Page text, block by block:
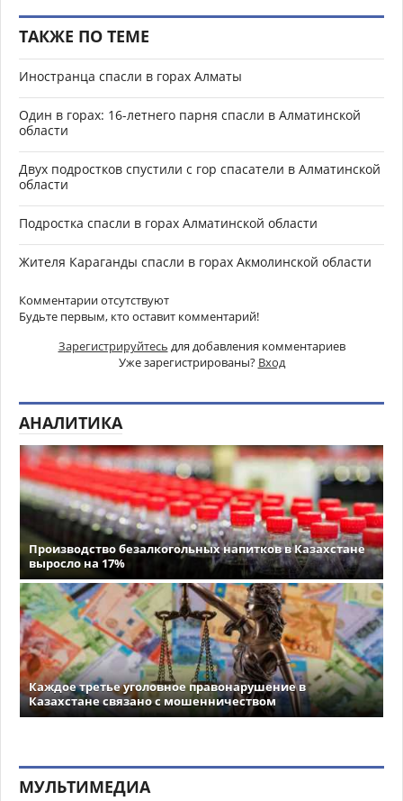
ТАКЖЕ ПО ТЕМЕ
Иностранца спасли в горах Алматы
Один в горах: 16-летнего парня спасли в Алматинской
области
Двух подростков спустили с гор спасатели в Алматинской
области
Подростка спасли в горах Алматинской области
Жителя Караганды спасли в горах Акмолинской области
Комментарии отсутствуют
Будьте первым, кто оставит комментарий!
Зарегистрируйтесь для добавления комментариев
Уже зарегистрированы? Вход
АНАЛИТИКА
Производство безалкогольных напитков в Казахстане
выросло на 17%
Каждое третье уголовное правонарушение в
Казахстане связано с мошенничеством
МУЛЬТИМЕДИА